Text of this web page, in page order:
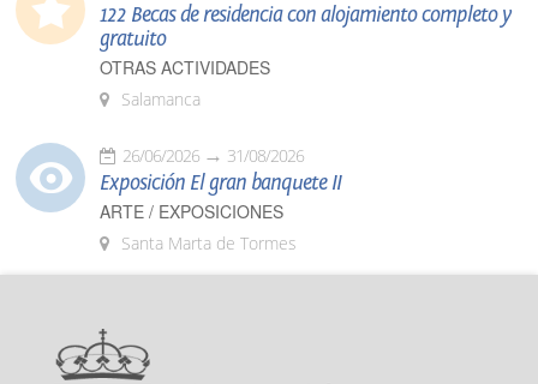
122 Becas de residencia con alojamiento completo y
gratuito
OTRAS ACTIVIDADES
Salamanca
26/06/2026 31/08/2026
Exposición El gran banquete II
ARTE / EXPOSICIONES
Santa Marta de Tormes